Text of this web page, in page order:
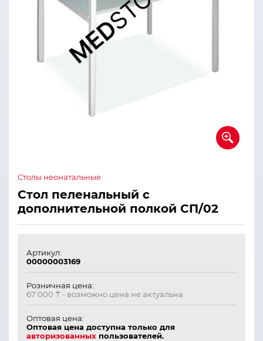
Столы неонатальные
Стол пеленальный с
дополнительной полкой СП/02
Артикул:
00000003169
Розничная цена:
67 000 ₸ - возможно цена не актуальна
Оптовая цена:
Оптовая цена доступна только для
авторизованных пользователей.